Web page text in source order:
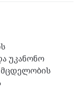
უკანონო